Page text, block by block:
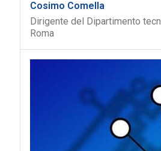
Cosimo Comella
Dirigente del Dipartimento
Roma